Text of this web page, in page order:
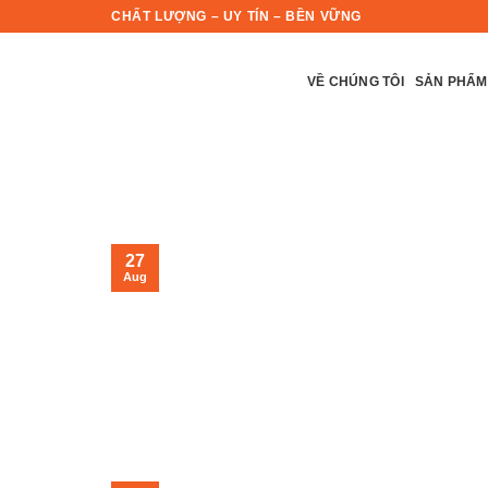
CHẤT LƯỢNG – UY TÍN – BỀN VỮNG
VỀ CHÚNG TÔI SẢN PHẨM
27
Aug